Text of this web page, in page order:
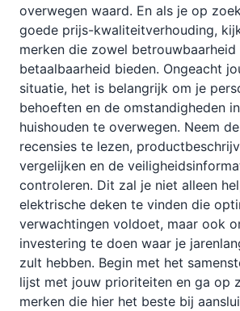
overwegen waard. En als je op
goede prijs-kwaliteitverhouding,
merken die zowel betrouwbaarheid
betaalbaarheid bieden. Ongeacht
situatie, het is belangrijk om je
behoeften en de omstandigheden
huishouden te overwegen. Neem
recensies te lezen,
vergelijken en de
controleren. Dit zal je niet alleen
elektrische deken te vinden die
verwachtingen voldoet, maar ook
investering te doen waar je
zult hebben. Begin met het
lijst met jouw prioriteiten en ga op
merken die hier het beste bij